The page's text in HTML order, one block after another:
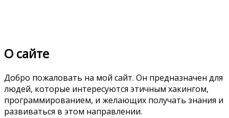
О сайте
Добро пожаловать на мой сайт. Он предназначен для
людей, которые интересуются этичным хакингом,
программированием, и желающих получать знания и
развиваться в этом направлении.